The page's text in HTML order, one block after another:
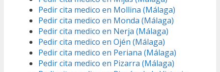
Pedir cita medico en Mollina (Málaga)
Pedir cita medico en Monda (Málaga)
Pedir cita medico en Nerja (Málaga)
Pedir cita medico en Ojén (Málaga)
Pedir cita medico en Periana (Málaga)
Pedir cita medico en Pizarra (Málaga)